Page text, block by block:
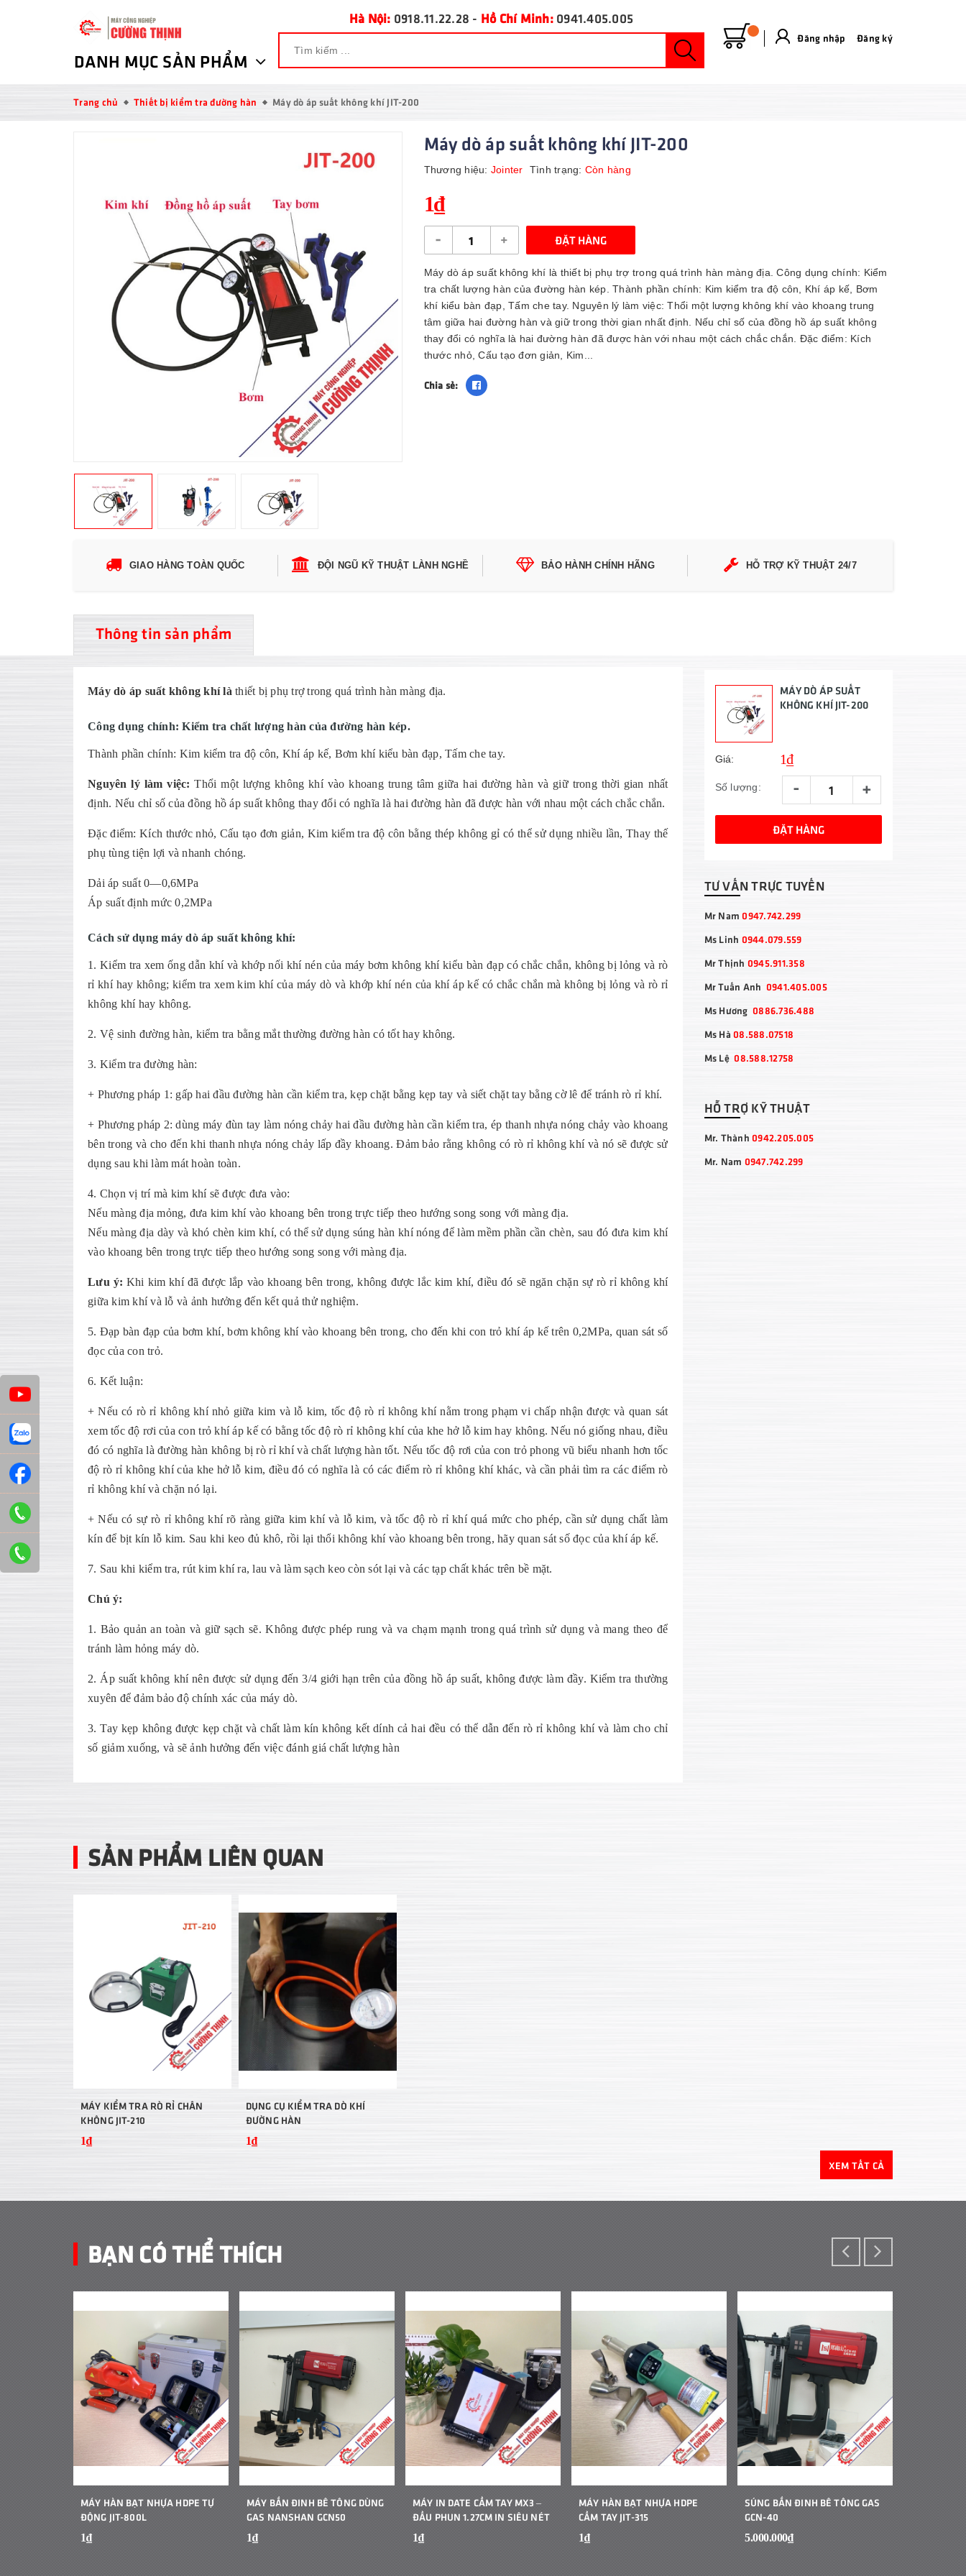
DANH MỤC SẢN PHẨM
Hà Nội: 0918.11.22.28 - Hồ Chí Minh: 0941.405.005
Đăng nhập Đăng ký
Trang chủ Thiết bị kiểm tra đường hàn Máy dò áp suất không khí JIT-200
Máy dò áp suất không khí JIT-200
Thương hiệu: Jointer Tình trạng: Còn hàng
1₫
- + ĐẶT HÀNG
Máy dò áp suất không khí là thiết bị phụ trợ trong quá trình hàn màng địa. Công dụng chính: Kiểm
tra chất lượng hàn của đường hàn kép. Thành phần chính: Kim kiểm tra độ côn, Khí áp kế, Bơm
khí kiểu bàn đạp, Tấm che tay. Nguyên lý làm việc: Thổi một lượng không khí vào khoang trung
tâm giữa hai đường hàn và giữ trong thời gian nhất định. Nếu chỉ số của đồng hồ áp suất không
thay đổi có nghĩa là hai đường hàn đã được hàn với nhau một cách chắc chắn. Đặc điểm: Kích
thước nhỏ, Cấu tạo đơn giản, Kim...
Chia sẻ:
GIAO HÀNG TOÀN QUỐC ĐỘI NGŨ KỸ THUẬT LÀNH NGHỀ BẢO HÀNH CHÍNH HÃNG HỖ TRỢ KỸ THUẬT 24/7
Thông tin sản phẩm
Máy dò áp suất không khí là thiết bị phụ trợ trong quá trình hàn màng địa.
Công dụng chính: Kiểm tra chất lượng hàn của đường hàn kép.
Thành phần chính: Kim kiểm tra độ côn, Khí áp kế, Bơm khí kiểu bàn đạp, Tấm che tay.
Nguyên lý làm việc:Thổi một lượng không khí vào khoang trung tâm giữa hai đường hàn và giữ trong thời gian nhất
định. Nếu chỉ số của đồng hồ áp suất không thay đổi có nghĩa là hai đường hàn đã được hàn với nhau một cách chắc chắn.
Đặc điểm: Kích thước nhỏ, Cấu tạo đơn giản, Kim kiểm tra độ côn bằng thép không gỉ có thể sử dụng nhiều lần, Thay thế
phụ tùng tiện lợi và nhanh chóng.
Dải áp suất 0—0,6MPa
Áp suất định mức 0,2MPa
Cách sử dụng máy dò áp suất không khí:
1. Kiểm tra xem ống dẫn khí và khớp nối khí nén của máy bơm không khí kiểu bàn đạp có chắc chắn, không bị lỏng và rò
rỉ khí hay không; kiểm tra xem kim khí của máy dò và khớp khí nén của khí áp kế có chắc chắn mà không bị lỏng và rò rỉ
không khí hay không.
2. Vệ sinh đường hàn, kiểm tra bằng mắt thường đường hàn có tốt hay không.
3. Kiểm tra đường hàn:
+ Phương pháp 1: gấp hai đầu đường hàn cần kiểm tra, kẹp chặt bằng kẹp tay và siết chặt tay bằng cờ lê để tránh rò rỉ khí.
+ Phương pháp 2: dùng máy đùn tay làm nóng chảy hai đầu đường hàn cần kiểm tra, ép thanh nhựa nóng chảy vào khoang
bên trong và cho đến khi thanh nhựa nóng chảy lấp đầy khoang. Đảm bảo rằng không có rò rỉ không khí và nó sẽ được sử
dụng sau khi làm mát hoàn toàn.
4. Chọn vị trí mà kim khí sẽ được đưa vào:
Nếu màng địa mỏng, đưa kim khí vào khoang bên trong trực tiếp theo hướng song song với màng địa.
Nếu màng địa dày và khó chèn kim khí, có thể sử dụng súng hàn khí nóng để làm mềm phần cần chèn, sau đó đưa kim khí
vào khoang bên trong trực tiếp theo hướng song song với màng địa.
Lưu ý: Khi kim khí đã được lắp vào khoang bên trong, không được lắc kim khí, điều đó sẽ ngăn chặn sự rò rỉ không khí
giữa kim khí và lỗ và ảnh hưởng đến kết quả thử nghiệm.
5. Đạp bàn đạp của bơm khí, bơm không khí vào khoang bên trong, cho đến khi con trỏ khí áp kế trên 0,2MPa, quan sát số
đọc của con trỏ.
6. Kết luận:
+ Nếu có rò rỉ không khí nhỏ giữa kim và lỗ kim, tốc độ rò rỉ không khí nằm trong phạm vi chấp nhận được và quan sát
xem tốc độ rơi của con trỏ khí áp kế có bằng tốc độ rò rỉ không khí của khe hở lỗ kim hay không. Nếu nó giống nhau, điều
đó có nghĩa là đường hàn không bị rò rỉ khí và chất lượng hàn tốt. Nếu tốc độ rơi của con trỏ phong vũ biểu nhanh hơn tốc
độ rò rỉ không khí của khe hở lỗ kim, điều đó có nghĩa là có các điểm rò rỉ không khí khác, và cần phải tìm ra các điểm rò
rỉ không khí và chặn nó lại.
+ Nếu có sự rò rỉ không khí rõ ràng giữa kim khí và lỗ kim, và tốc độ rò rỉ khí quá mức cho phép, cần sử dụng chất làm
kín để bịt kín lỗ kim. Sau khi keo đủ khô, rồi lại thổi không khí vào khoang bên trong, hãy quan sát số đọc của khí áp kế.
7. Sau khi kiểm tra, rút ​​kim khí ra, lau và làm sạch keo còn sót lại và các tạp chất khác trên bề mặt.
Chú ý:
1. Bảo quản an toàn và giữ sạch sẽ. Không được phép rung và va chạm mạnh trong quá trình sử dụng và mang theo để
tránh làm hỏng máy dò.
2. Áp suất không khí nên được sử dụng đến 3/4 giới hạn trên của đồng hồ áp suất, không được làm đầy. Kiểm tra thường
xuyên để đảm bảo độ chính xác của máy dò.
3. Tay kẹp không được kẹp chặt và chất làm kín không kết dính cả hai đều có thể dẫn đến rò rỉ không khí và làm cho chỉ
số giảm xuống, và sẽ ảnh hưởng đến việc đánh giá chất lượng hàn
MÁY DÒ ÁP SUẤT
KHÔNG KHÍ JIT-200
Giá: 1₫
Số lượng: - +
ĐẶT HÀNG
TƯ VẤN TRỰC TUYẾN
Mr Nam0947.742.299
Ms Linh 0944.079.559
Mr Thịnh 0945.911.358
Mr Tuấn Anh 0941.405.005
Ms Hương 0886.736.488
Ms Hà 08.588.07518
Ms Lệ08.588.12758
HỖ TRỢ KỸ THUẬT
Mr. Thành 0942.205.005
Mr. Nam 0947.742.299
SẢN PHẨM LIÊN QUAN
MÁY KIỂM TRA RÒ RỈ CHÂN
KHÔNG JIT-210
1₫
DỤNG CỤ KIỂM TRA DÒ KHÍ
ĐƯỜNG HÀN
1₫
XEM TẤT CẢ
BẠN CÓ THỂ THÍCH
MÁY HÀN BẠT NHỰA HDPE TỰ
ĐỘNG JIT-800L
1₫
MÁY BẮN ĐINH BÊ TÔNG DÙNG
GAS NANSHAN GCN50
1₫
MÁY IN DATE CẦM TAY MX3 –
ĐẦU PHUN 1.27CM IN SIÊU NÉT
1₫
MÁY HÀN BẠT NHỰA HDPE
CẦM TAY JIT-315
1₫
SÚNG BẮN ĐINH BÊ TÔNG GAS
GCN-40
5.000.000₫